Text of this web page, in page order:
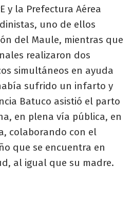
y la Prefectura Aérea
uno de ellos
del Maule, mientras que
realizaron dos
simultáneos en ayuda
sufrido un infarto y
Batuco asistió el parto
en plena vía pública, en
colaborando con el
que se encuentra en
al igual que su madre.